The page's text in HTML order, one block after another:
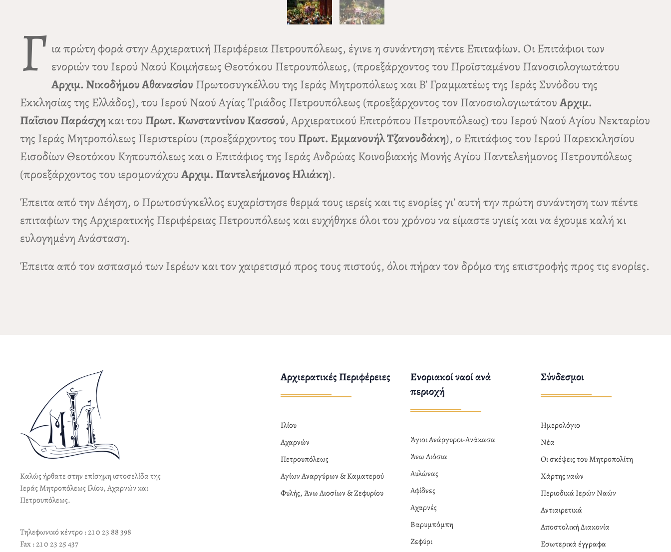
Γ ια πρώτη φορά στην Αρχιερατική Περιφέρεια Πετρουπόλεως, έγινε η συνάντηση πέντε Επιταφίων. Οι Επιτάφιοι των
ενοριών του Ιερού Ναού Κοιμήσεως Θεοτόκου Πετρουπόλεως, (προεξάρχοντος του Προϊσταμένου Πανοσιολογιωτάτου
Αρχιμ. Νικοδήμου Αθανασίου Πρωτοσυγκέλλου της Ιεράς Μητροπόλεως και Β’ Γραμματέως της Ιεράς Συνόδου της
Εκκλησίας της Ελλάδος), του Ιερού Ναού Αγίας Τριάδος Πετρουπόλεως (προεξάρχοντος τον ΠανοσιολογιωτάτουΑρχιμ.
Παΐσιου Παράσχηκαι του Πρωτ. Κωνσταντίνου Κασσού, Αρχιερατικού Επιτρόπου Πετρουπόλεως) του Ιερού Ναού Αγίου Νεκταρίου
της Ιεράς Μητροπόλεως Περιστερίου (προεξάρχοντος του Πρωτ. Εμμανουήλ Τζανουδάκη), ο Επιτάφιος του Ιερού Παρεκκλησίου
Εισοδίων Θεοτόκου Κηπουπόλεως και ο Επιτάφιος της Ιεράς Ανδρώας Κοινοβιακής Μονής Αγίου Παντελεήμονος Πετρουπόλεως
(προεξάρχοντος του ιερομονάχουΑρχιμ. Παντελεήμονος Ηλιάκη).
Έπειτα από την Δέηση, ο Πρωτοσύγκελλος ευχαρίστησε θερμά τους ιερείς και τις ενορίες γι’ αυτή την πρώτη συνάντηση των πέντε
επιταφίων της Αρχιερατικής Περιφέρειας Πετρουπόλεως και ευχήθηκε όλοι του χρόνου να είμαστε υγιείς και να έχουμε καλή κι
ευλογημένη Ανάσταση.
Έπειτα από τον ασπασμό των Ιερέων και τον χαιρετισμό προς τους πιστούς, όλοι πήραν τον δρόμο της επιστροφής προς τις ενορίες.
Καλώς ήρθατε στην επίσημη ιστοσελίδα της
Ιεράς Μητροπόλεως Ιλίου, Αχαρνών και
Πετρουπόλεως.
Τηλεφωνικό κέντρο : 21 0 23 88 398
Fax : 21 0 23 25 437
Αρχιερατικές Περιφέρειες
Ιλίου
Αχαρνών
Πετρουπόλεως
Αγίων Αναργύρων & Καματερού
Φυλής, Άνω Λιοσίων & Ζεφυρίου
Ενοριακοί ναοί ανά
περιοχή
Άγιοι Ανάργυροι-Ανάκασα
Άνω Λιόσια
Αυλώνας
Αφίδνες
Αχαρνές
Βαρυμπόμπη
Ζεφύρι
Σύνδεσμοι
Ημερολόγιο
Νέα
Οι σκέψεις του Μητροπολίτη
Χάρτης ναών
Περιοδικά Ιερών Ναών
Αντιαιρετικά
Αποστολική Διακονία
Εσωτερικά έγγραφα